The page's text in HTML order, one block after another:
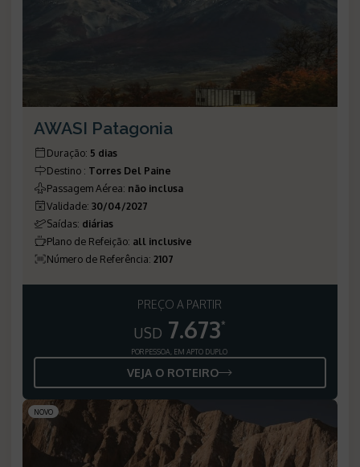
AWASI Patagonia
Duração: 5 dias
Destino : Torres Del Paine
Passagem Aérea: não inclusa
Validade: 30/04/2027
Saídas: diárias
Plano de Refeição: all inclusive
Número de Referência: 2107
PREÇO A PARTIR
USD 7.673*
POR PESSOA, EM APTO DUPLO
VEJA O ROTEIRO
NOVO